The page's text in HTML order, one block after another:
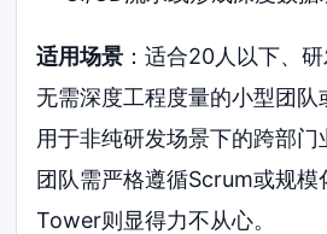
适用场景 ：适合20人以下、
无需深度工程度量的小型团
用于非纯研发场景下的跨部
团队需严格遵循Scrum或规模
Tower则显得力不从心。